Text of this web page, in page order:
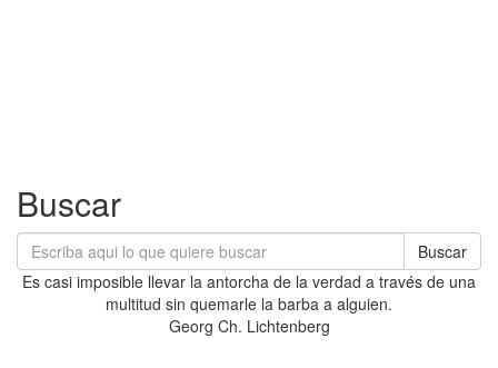
Buscar
Buscar
Es casi imposible llevar la antorcha de la verdad a través de una
multitud sin quemarle la barba a alguien.
Georg Ch. Lichtenberg